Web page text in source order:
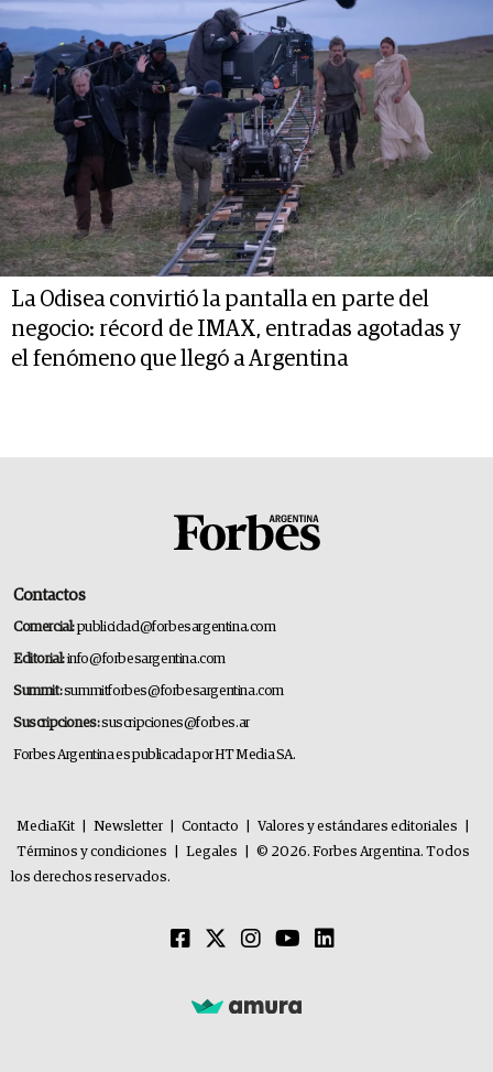
La Odisea convirtió la pantalla en parte del
negocio: récord de IMAX, entradas agotadas y
el fenómeno que llegó a Argentina
Contactos
Comercial:publicidad@forbesargentina.com
Editorial:info@forbesargentina.com
Summit:summitforbes@forbesargentina.com
Suscripciones:suscripciones@forbes.ar
Forbes Argentina es publicada por HT Media SA.
MediaKit Newsletter Contacto Valores y estándares editoriales
Términos y condiciones
Legales
© 2026. Forbes Argentina. Todos
los derechos reservados.